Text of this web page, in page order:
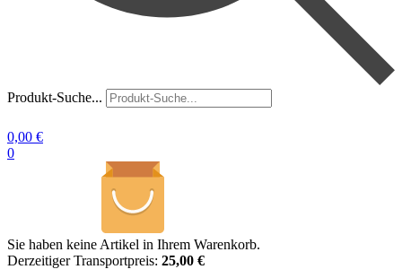
Produkt-Suche...
0,00 €
0
Sie haben keine Artikel in Ihrem Warenkorb.
Derzeitiger Transportpreis: 25,00 €